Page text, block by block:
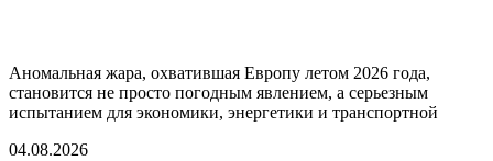
Аномальная жара, охватившая Европу летом 2026 года,
становится не просто погодным явлением, а серьезным
испытанием для экономики, энергетики и транспортной
04.08.2026